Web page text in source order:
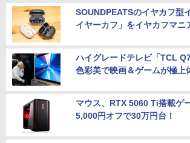
SOUNDPEATSのイヤカフ型
イヤーカフ」をイヤカフマニ
ハイグレードテレビ「TCL
色彩美で映画＆ゲームが極上
マウス、RTX 5060 Ti搭載ゲ
5,000円オフで30万円台！